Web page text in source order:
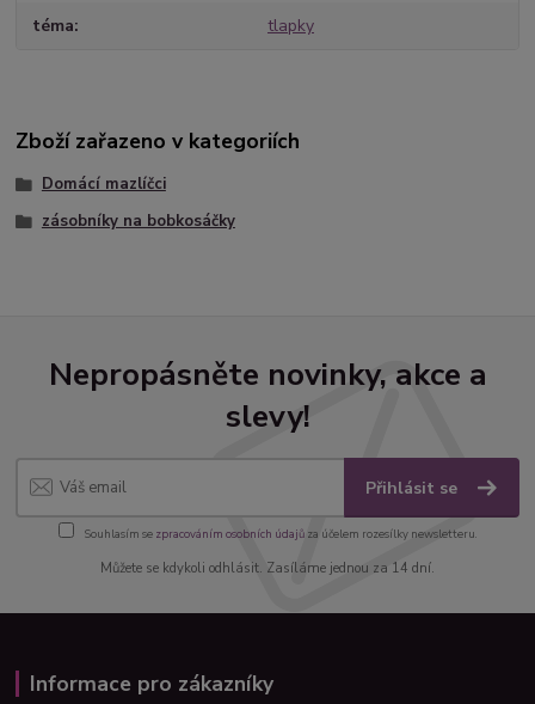
téma tlapky
Zboží zařazeno v kategoriích
Domácí mazlíčci
zásobníky na bobkosáčky
Nepropásněte novinky, akce a
slevy!
Přihlásit se
Souhlasím se zpracováním osobních údajůza účelem rozesílky newsletteru.
Můžete se kdykoli odhlásit. Zasíláme jednou za 14 dní.
Informace pro zákazníky